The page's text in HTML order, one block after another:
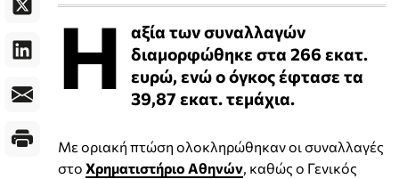
Η
αξία των συναλλαγών
διαμορφώθηκε στα 266 εκατ.
ευρώ, ενώ ο όγκος έφτασε τα
39,87 εκατ. τεμάχια.
Με οριακή πτώση ολοκληρώθηκαν οι συναλλαγές
στο Χρηματιστήριο Αθηνών , καθώς ο Γενικός